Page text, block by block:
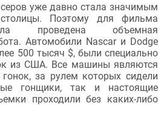
уже давно стала значимым
Поэтому для фильма
проведена объемная
Автомобили Nascar и Dodge
500 тысяч $, были специально
из США. Все машины являются
за рулем которых сидели
гонщики, так и настоящие
проходили без каких-либо